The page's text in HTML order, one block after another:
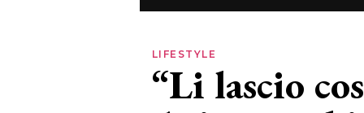
LIFESTYLE
“Li lascio